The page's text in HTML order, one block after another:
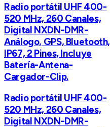
Radio portátil UHF 400-
520 MHz, 260 Canales,
Digital NXDN-DMR-
Análogo, GPS, Bluetooth,
IP67, 2 Pines, Incluye
Batería-Antena-
Cargador-Clip.
Radio portátil UHF 400-
520 MHz, 260 Canales,
Digital NXDN-DMR-